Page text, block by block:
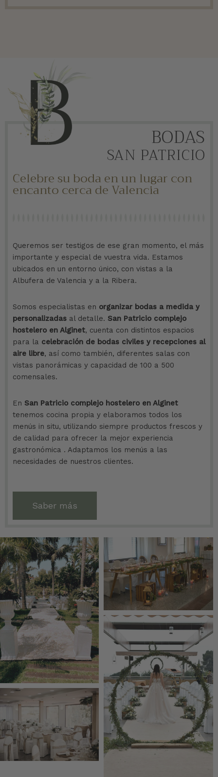
BODAS
SAN PATRICIO
Celebre su boda en un lugar con
encanto cerca de Valencia
Queremos ser testigos de ese gran momento, el más
importante y especial de vuestra vida. Estamos
ubicados en un entorno único, con vistas a la
Albufera de Valencia y a la Ribera.
Somos especialistas en organizar bodas a medida y
personalizadas al detalle. San Patricio complejo
hostelero en Alginet, cuenta con distintos espacios
para la celebración de bodas civiles y recepciones al
aire libre, así como también, diferentes salas con
vistas panorámicas y capacidad de 100 a 500
comensales.
En San Patricio complejo hostelero en Alginet
tenemos cocina propia y elaboramos todos los
menús in situ, utilizando siempre productos frescos y
de calidad para ofrecer la mejor experiencia
gastronómica . Adaptamos los menús a las
necesidades de nuestros clientes.
Saber más